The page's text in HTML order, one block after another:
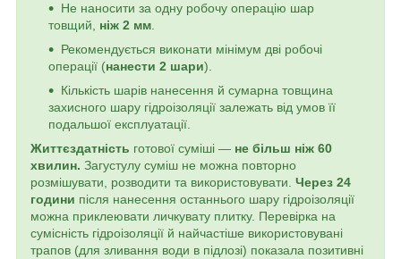
Не наносити за одну робочу операцію шар
товщий, ніж 2 мм.
Рекомендується виконати мінімум дві робочі
операції (нанести 2 шари).
Кількість шарів нанесення й сумарна товщина
захисного шару гідроізоляції залежать від умов її
подальшої експлуатації.
Життєздатність готової суміші — не більш ніж 60
хвилин. Загустулу суміш не можна повторно
розмішувати, розводити та використовувати. Через 24
години після нанесення останнього шару гідроізоляції
можна приклеювати личкувату плитку. Перевірка на
сумісність гідроізоляції й найчастіше використовувані
трапов (для зливання води в підлозі) показала позитивні